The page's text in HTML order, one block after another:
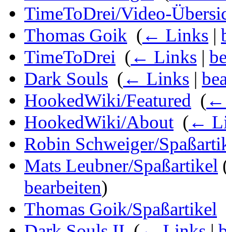
TimeToDrei/Video-
Thomas Goik (← Links |
TimeToDrei (← Links |
Dark Souls (← Links |
HookedWiki/Featured (←
HookedWiki/About (←
Robin Schweiger/
Mats Leubner/Spaßartikel
bearbeiten)
Thomas Goik/Spaßartikel